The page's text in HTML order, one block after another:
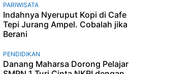
PARIWISATA
Indahnya Nyeruput Kopi di Cafe
Tepi Jurang Ampel. Cobalah jika
Berani
PENDIDIKAN
Danang Maharsa Dorong Pelajar